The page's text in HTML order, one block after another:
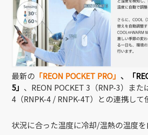
最新の 「REON POCKET PRO」 、
「
5」 、REON POCKET 3（RNP-3）また
4（RNPK-4 / RNPK-4T）との連携して
状況に合った温度に冷却/温熱の温度を